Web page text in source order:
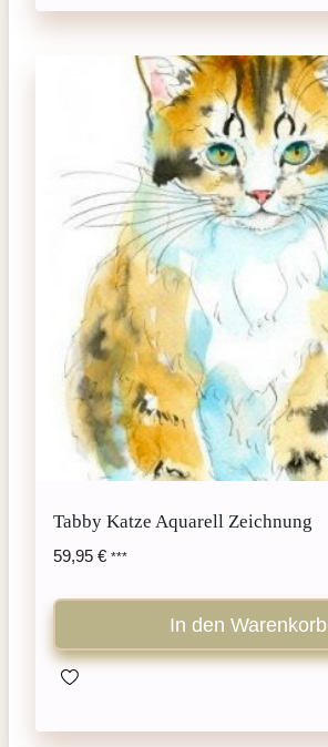
Tabby Katze Aquarell Zeichnung
59,95 € ***
In den Warenkorb